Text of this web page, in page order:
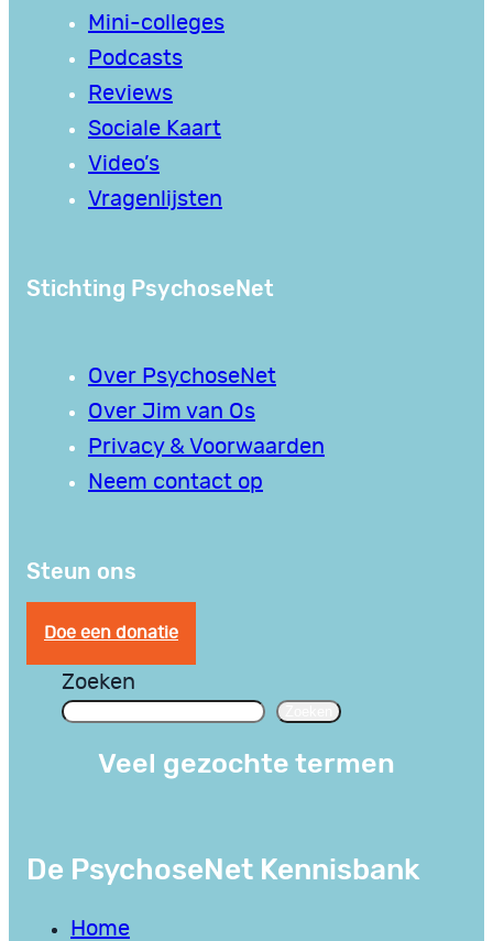
Mini-colleges
Podcasts
Reviews
Sociale Kaart
Video’s
Vragenlijsten
Stichting PsychoseNet
Over PsychoseNet
Over Jim van Os
Privacy & Voorwaarden
Neem contact op
Steun ons
Doe een donatie
Zoeken
Veel gezochte termen
De PsychoseNet Kennisbank
Home